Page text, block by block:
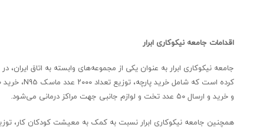
اقدامات جامعه نیکوکاری ابرار
جامعه نیکوکاری ابرار به عنوان یکی از مجموعه‌های وابسته به اتاق
و خرید و ارسال ۵۰ عدد تخت و لوازم جانبی جهت مراکز درمانی می‌شود.
همچنین جامعه نیکوکاری ابرار نسبت به کمک به معیشت کودکان کار،